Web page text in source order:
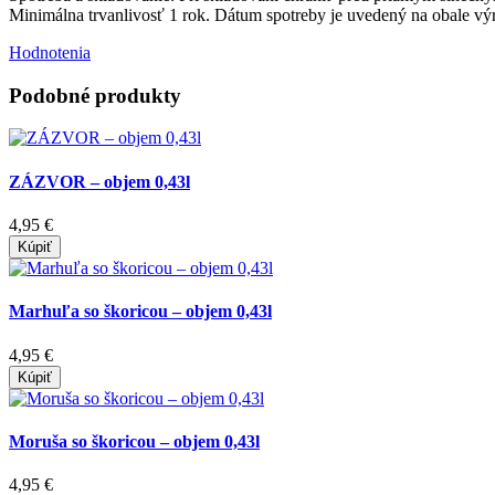
Minimálna trvanlivosť 1 rok. Dátum spotreby je uvedený na obale
Hodnotenia
Podobné produkty
ZÁZVOR – objem 0,43l
4,95 €
Kúpiť
Marhuľa so škoricou – objem 0,43l
4,95 €
Kúpiť
Moruša so škoricou – objem 0,43l
4,95 €